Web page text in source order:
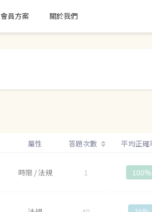
會員方案 關於我們
屬性 答題次數 平均正確
時限 / 法規 1 100%